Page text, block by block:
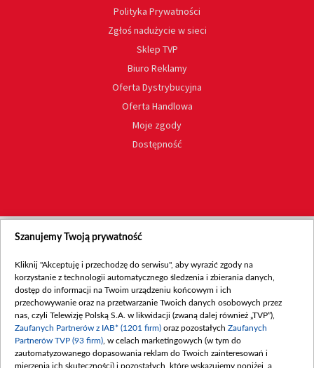
Polityka Prywatności
Zgłoś nadużycie w sieci
Sklep TVP
Biuro Reklamy
Oferta Dystrybucyjna
Oferta Handlowa
Moje zgody
Dostępność
Szanujemy Twoją prywatność
Kliknij "Akceptuję i przechodzę do serwisu", aby wyrazić zgody na
korzystanie z technologii automatycznego śledzenia i zbierania danych,
dostęp do informacji na Twoim urządzeniu końcowym i ich
przechowywanie oraz na przetwarzanie Twoich danych osobowych przez
nas, czyli Telewizję Polską S.A. w likwidacji (zwaną dalej również „TVP”),
Zaufanych Partnerów z IAB* (1201 firm) oraz pozostałych Zaufanych
Partnerów TVP (93 firm) , w celach marketingowych (w tym do
zautomatyzowanego dopasowania reklam do Twoich zainteresowań i
mierzenia ich skuteczności) i pozostałych, które wskazujemy poniżej, a